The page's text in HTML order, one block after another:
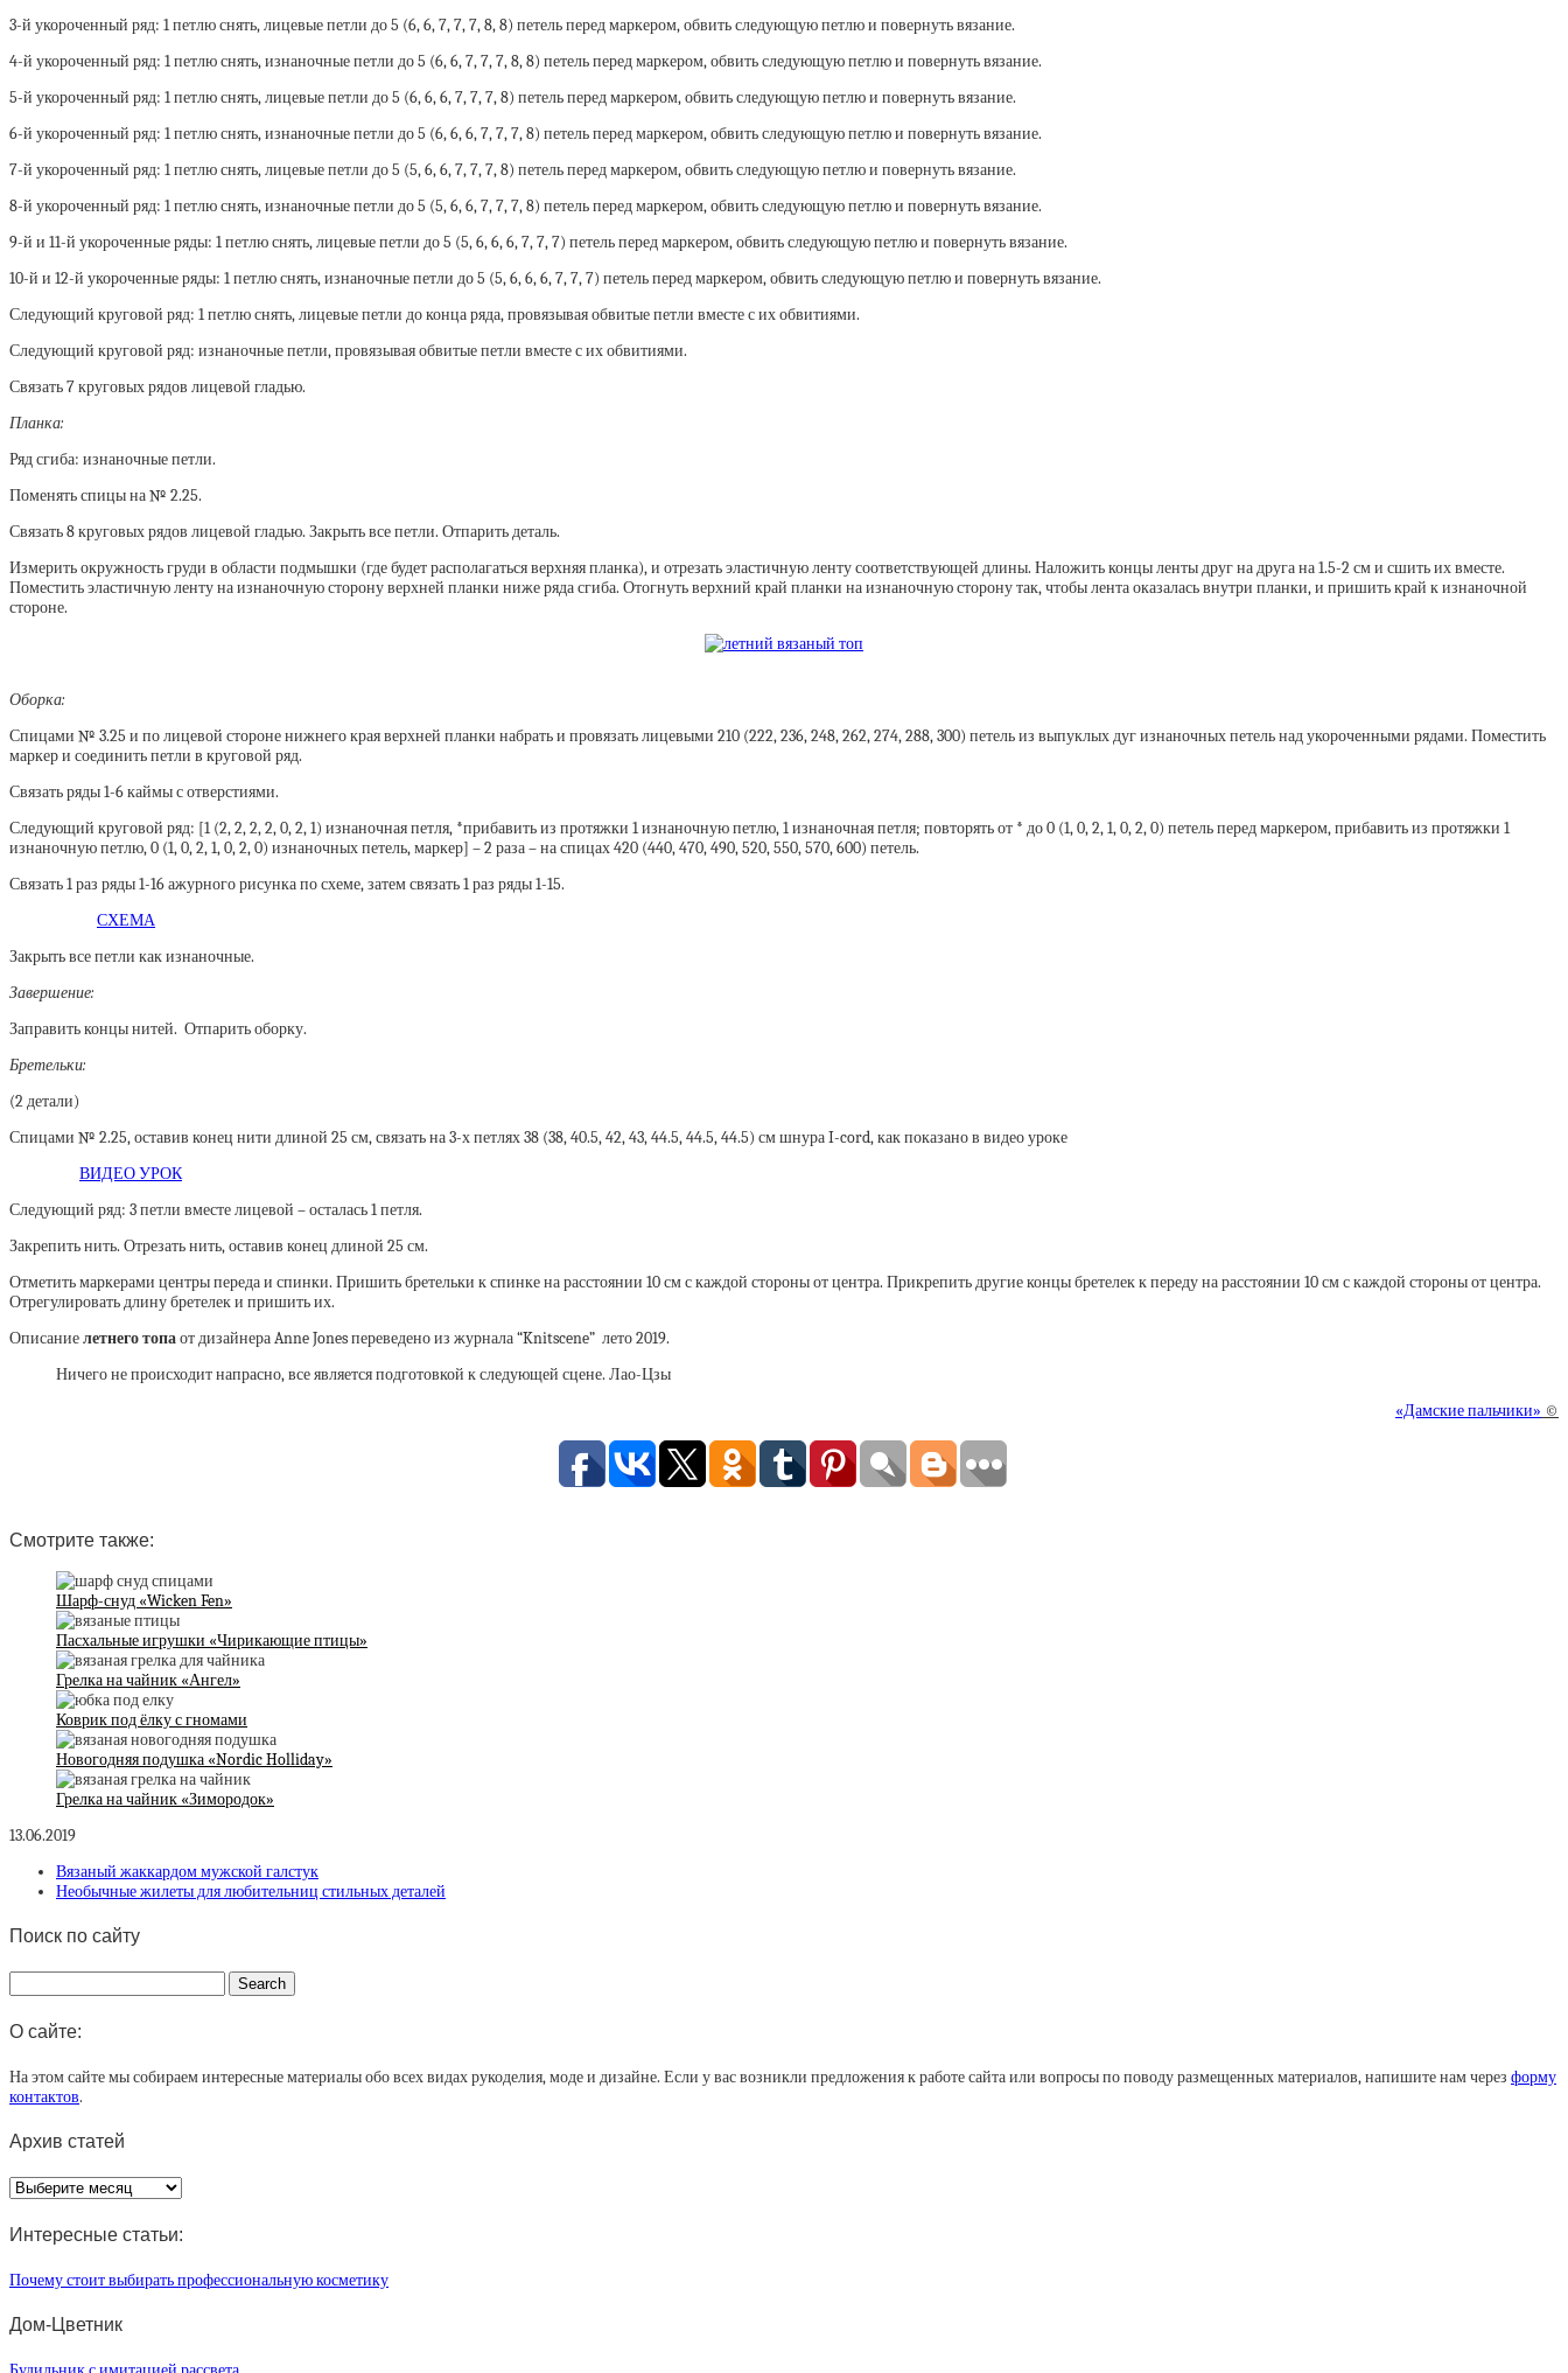
3-й укороченный ряд: 1 петлю снять, лицевые петли до 5 (6, 6, 7, 7, 7, 8, 8) петель перед маркером, обвить следующую петлю и повернуть вязание.
4-й укороченный ряд: 1 петлю снять, изнаночные петли до 5 (6, 6, 7, 7, 7, 8, 8) петель перед маркером, обвить следующую петлю и повернуть вязание.
5-й укороченный ряд: 1 петлю снять, лицевые петли до 5 (6, 6, 6, 7, 7, 7, 8) петель перед маркером, обвить следующую петлю и повернуть вязание.
6-й укороченный ряд: 1 петлю снять, изнаночные петли до 5 (6, 6, 6, 7, 7, 7, 8) петель перед маркером, обвить следующую петлю и повернуть вязание.
7-й укороченный ряд: 1 петлю снять, лицевые петли до 5 (5, 6, 6, 7, 7, 7, 8) петель перед маркером, обвить следующую петлю и повернуть вязание.
8-й укороченный ряд: 1 петлю снять, изнаночные петли до 5 (5, 6, 6, 7, 7, 7, 8) петель перед маркером, обвить следующую петлю и повернуть вязание.
9-й и 11-й укороченные ряды: 1 петлю снять, лицевые петли до 5 (5, 6, 6, 6, 7, 7, 7) петель перед маркером, обвить следующую петлю и повернуть вязание.
10-й и 12-й укороченные ряды: 1 петлю снять, изнаночные петли до 5 (5, 6, 6, 6, 7, 7, 7) петель перед маркером, обвить следующую петлю и повернуть вязание.
Следующий круговой ряд: 1 петлю снять, лицевые петли до конца ряда, провязывая обвитые петли вместе с их обвитиями.
Следующий круговой ряд: изнаночные петли, провязывая обвитые петли вместе с их обвитиями.
Связать 7 круговых рядов лицевой гладью.
Планка:
Ряд сгиба: изнаночные петли.
Поменять спицы на № 2.25.
Связать 8 круговых рядов лицевой гладью. Закрыть все петли. Отпарить деталь.
Измерить окружность груди в области подмышки (где будет располагаться верхняя планка), и отрезать эластичную ленту соответствующей длины. Наложить концы ленты друг на друга на 1.5-2 см и сшить их вместе.
Поместить эластичную ленту на изнаночную сторону верхней планки ниже ряда сгиба. Отогнуть верхний край планки на изнаночную сторону так, чтобы лента оказалась внутри планки, и пришить край к изнаночной
стороне.
Оборка:
Спицами № 3.25 и по лицевой стороне нижнего края верхней планки набрать и провязать лицевыми 210 (222, 236, 248, 262, 274, 288, 300) петель из выпуклых дуг изнаночных петель над укороченными рядами. Поместить
маркер и соединить петли в круговой ряд.
Связать ряды 1-6 каймы с отверстиями.
Следующий круговой ряд: [1 (2, 2, 2, 2, 0, 2, 1) изнаночная петля, *прибавить из протяжки 1 изнаночную петлю, 1 изнаночная петля; повторять от * до 0 (1, 0, 2, 1, 0, 2, 0) петель перед маркером, прибавить из протяжки 1
изнаночную петлю, 0 (1, 0, 2, 1, 0, 2, 0) изнаночных петель, маркер] – 2 раза – на спицах 420 (440, 470, 490, 520, 550, 570, 600) петель.
Связать 1 раз ряды 1-16 ажурного рисунка по схеме, затем связать 1 раз ряды 1-15.
СХЕМА
Закрыть все петли как изнаночные.
Завершение:
Заправить концы нитей. Отпарить оборку.
Бретельки:
(2 детали)
Спицами № 2.25, оставив конец нити длиной 25 см, связать на 3-х петлях 38 (38, 40.5, 42, 43, 44.5, 44.5, 44.5) см шнура I-cord, как показано в видео уроке
ВИДЕО УРОК
Следующий ряд: 3 петли вместе лицевой – осталась 1 петля.
Закрепить нить. Отрезать нить, оставив конец длиной 25 см.
Отметить маркерами центры переда и спинки. Пришить бретельки к спинке на расстоянии 10 см с каждой стороны от центра. Прикрепить другие концы бретелек к переду на расстоянии 10 см с каждой стороны от центра.
Отрегулировать длину бретелек и пришить их.
Описаниелетнего топаот дизайнера Anne Jones переведено из журнала “Knitscene” лето 2019.
Ничего не происходит напрасно, все является подготовкой к следующей сцене. Лао-Цзы
«Дамские пальчики» ©
Смотрите также:
Шарф-снуд «Wicken Fen»
Пасхальные игрушки «Чирикающие птицы»
Грелка на чайник «Ангел»
Коврик под ёлку с гномами
Новогодняя подушка «Nordic Holliday»
Грелка на чайник «Зимородок»
13.06.2019
Вязаный жаккардом мужской галстук
Необычные жилеты для любительниц стильных деталей
Поиск по сайту
О сайте:
На этом сайте мы собираем интересные материалы обо всех видах рукоделия, моде и дизайне. Если у вас возникли предложения к работе сайта или вопросы по поводу размещенных материалов, напишите нам через форму
контактов.
Архив статей
Архив
статей
Интересные статьи:
Почему стоит выбирать профессиональную косметику
Дом-Цветник